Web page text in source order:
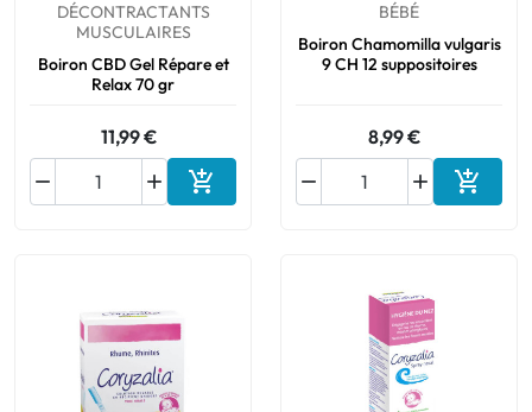
DÉCONTRACTANTS
MUSCULAIRES
Boiron CBD Gel Répare et
Relax 70 gr
11,99 €

 Ajouter au panier
BÉBÉ
Boiron Chamomilla vulgaris
9 CH 12 suppositoires
8,99 €

 